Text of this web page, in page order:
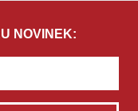
NOVINEK: